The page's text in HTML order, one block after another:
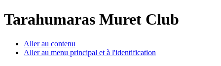
Tarahumaras Muret Club
Aller au contenu
Aller au menu principal et à l'identification